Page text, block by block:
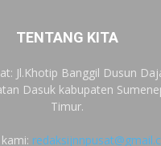
TENTANG KITA
Jl.Khotip Banggil Dusun
Dasuk kabupaten
Timur.